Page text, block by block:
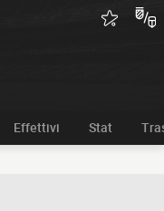
Effettivi Stat